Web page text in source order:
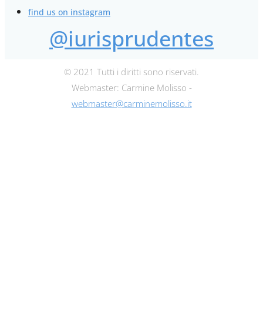
find us on instagram
@iurisprudentes
© 2021 Tutti i diritti sono riservati.
Webmaster: Carmine Molisso -
webmaster@carminemolisso.it